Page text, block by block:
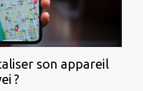
son appareil
?